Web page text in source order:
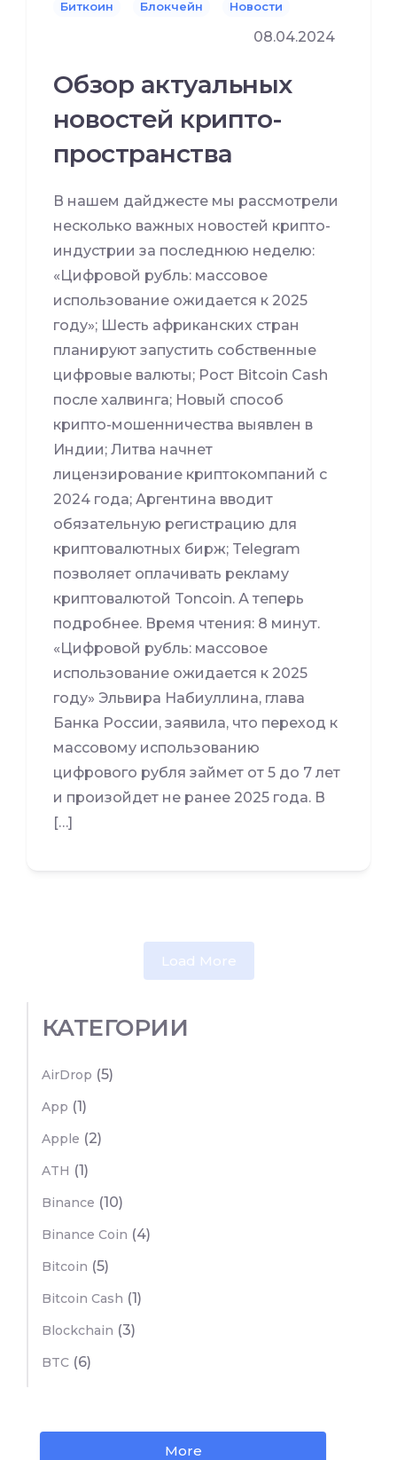
Биткоин Блокчейн Новости
08.04.2024
Обзор актуальных
новостей крипто-
пространства
В нашем дайджесте мы рассмотрели
несколько важных новостей крипто-
индустрии за последнюю неделю:
«Цифровой рубль: массовое
использование ожидается к 2025
году»; Шесть африканских стран
планируют запустить собственные
цифровые валюты; Рост Bitcoin Cash
после халвинга; Новый способ
крипто-мошенничества выявлен в
Индии; Литва начнет
лицензирование криптокомпаний с
2024 года; Аргентина вводит
обязательную регистрацию для
криптовалютных бирж; Telegram
позволяет оплачивать рекламу
криптовалютой Toncoin. А теперь
подробнее. Время чтения: 8 минут.
«Цифровой рубль: массовое
использование ожидается к 2025
году» Эльвира Набиуллина, глава
Банка России, заявила, что переход к
массовому использованию
цифрового рубля займет от 5 до 7 лет
и произойдет не ранее 2025 года. В
[…]
Load More
КАТЕГОРИИ
AirDrop (5)
App (1)
Apple (2)
ATH (1)
Binance (10)
Binance Coin (4)
Bitcoin (5)
Bitcoin Cash (1)
Blockchain (3)
BTC (6)
More